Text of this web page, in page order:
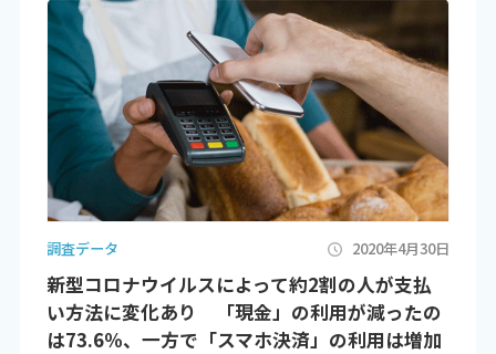
調査データ 2020年4月30日
新型コロナウイルスによって約2割の人が支払
い方法に変化あり 「現金」の利用が減ったの
は73.6％、一方で「スマホ決済」の利用は増加